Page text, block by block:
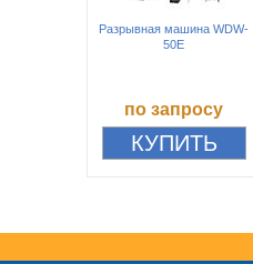
Разрывная машина WDW-
50E
по запросу